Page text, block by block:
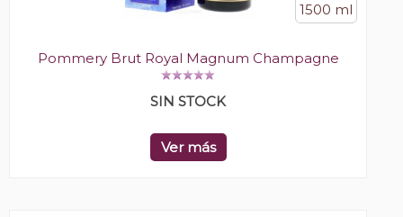
1500 ml
Pommery Brut Royal Magnum Champagne
SIN STOCK
Ver más